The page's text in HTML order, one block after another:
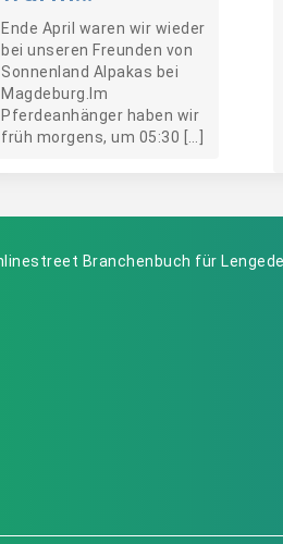
Ende April waren wir wieder
bei unseren Freunden von
Sonnenland Alpakas bei
Magdeburg.Im
Pferdeanhänger haben wir
früh morgens, um 05:30 […]